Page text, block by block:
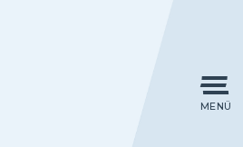
MENÜ